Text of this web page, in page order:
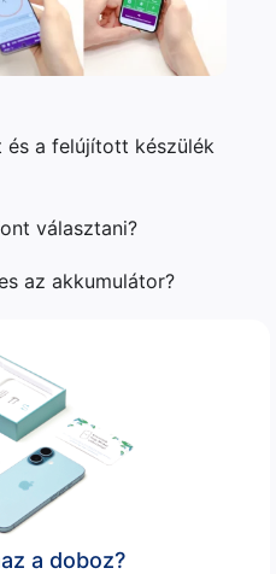
és a felújított készülék
választani?
az akkumulátor?
a doboz?